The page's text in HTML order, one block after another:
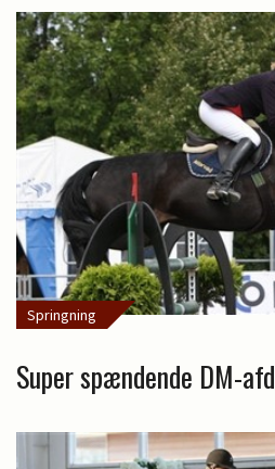
Springning
Super spændende DM-